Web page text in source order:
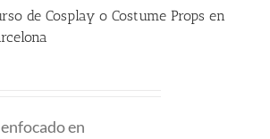
de Cosplay o Costume Props en
en